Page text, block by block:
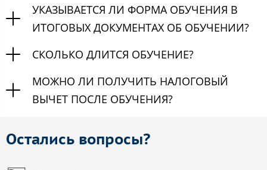
УКАЗЫВАЕТСЯ ЛИ ФОРМА ОБУЧЕНИЯ В
ИТОГОВЫХ ДОКУМЕНТАХ ОБ ОБУЧЕНИИ?
СКОЛЬКО ДЛИТСЯ ОБУЧЕНИЕ?
МОЖНО ЛИ ПОЛУЧИТЬ НАЛОГОВЫЙ
ВЫЧЕТ ПОСЛЕ ОБУЧЕНИЯ?
Остались вопросы?